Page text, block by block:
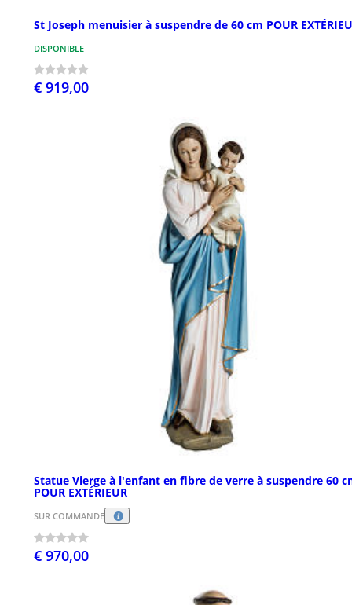
St Joseph menuisier à suspendre de 60 cm POUR
DISPONIBLE
€ 919,00
Statue Vierge à l'enfant en fibre de verre à suspendre 60
POUR EXTÉRIEUR
SUR COMMANDE
€ 970,00